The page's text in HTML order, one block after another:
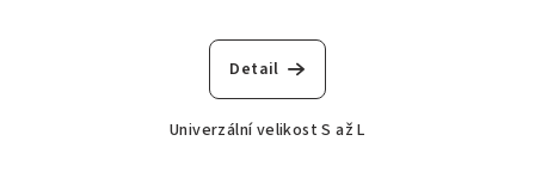
Detail
Univerzální velikost S až L